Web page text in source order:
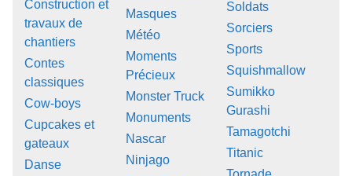
Construction et
travaux de
chantiers
Contes
classiques
Cow-boys
Cupcakes et
gateaux
Danse
Masques
Météo
Moments
Précieux
Monster Truck
Monuments
Nascar
Ninjago
Soldats
Sorciers
Sports
Squishmallow
Sumikko
Gurashi
Tamagotchi
Titanic